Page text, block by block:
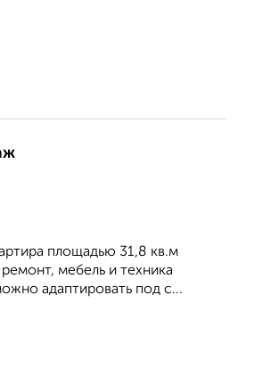
площадью 31,8 кв.м
мебель и техника
адаптировать под с...